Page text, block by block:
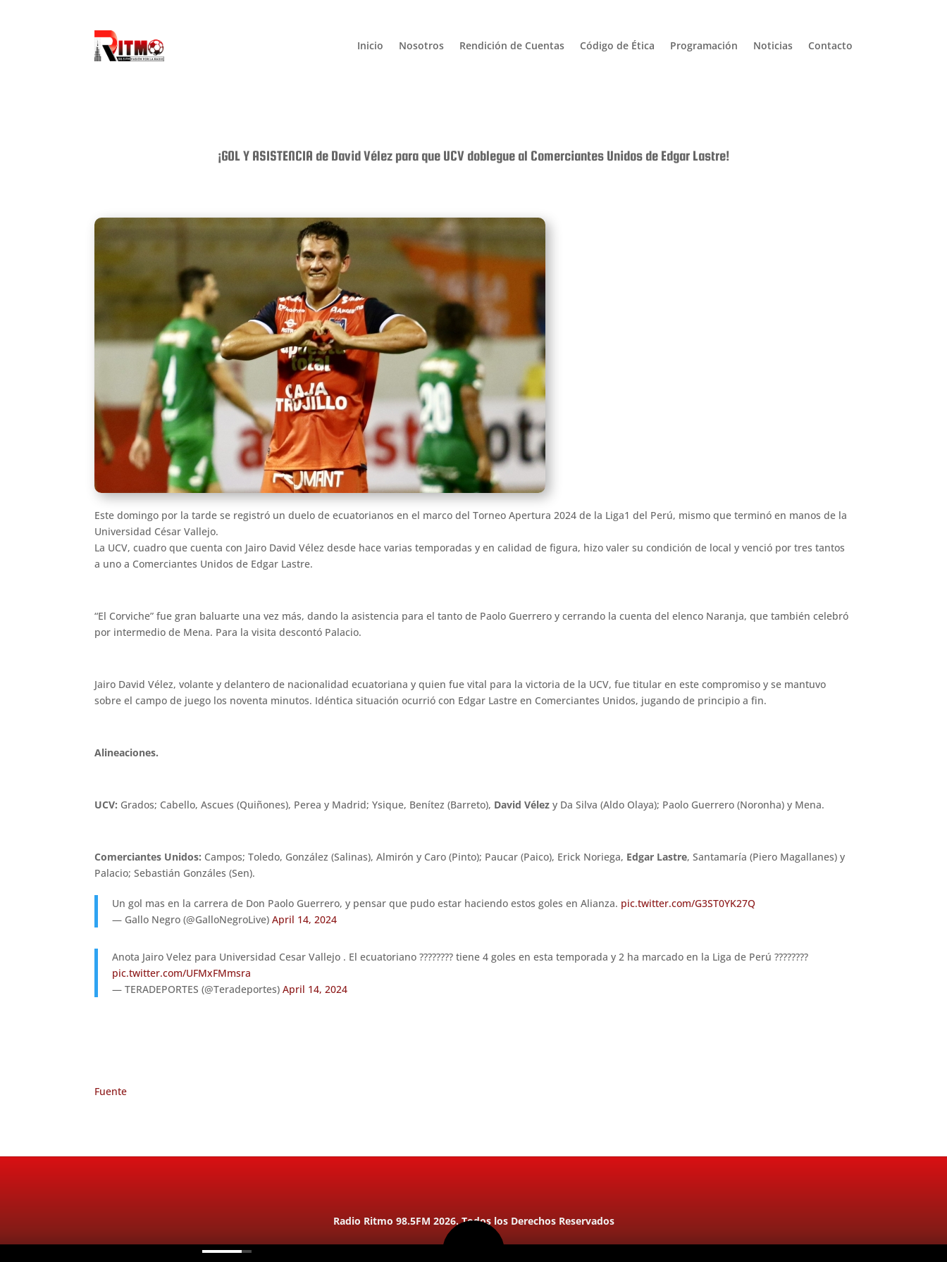
Inicio Nosotros Rendición de Cuentas Código de Ética Programación Noticias Contacto
¡GOL Y ASISTENCIA de David Vélez para que UCV doblegue al Comerciantes Unidos de Edgar Lastre!
Este domingo por la tarde se registró un duelo de ecuatorianos en el marco del Torneo Apertura 2024 de la Liga1 del Perú, mismo que terminó en manos de la
Universidad César Vallejo.
La UCV, cuadro que cuenta con Jairo David Vélez desde hace varias temporadas y en calidad de figura, hizo valer su condición de local y venció por tres tantos
a uno a Comerciantes Unidos de Edgar Lastre.
“El Corviche” fue gran baluarte una vez más, dando la asistencia para el tanto de Paolo Guerrero y cerrando la cuenta del elenco Naranja, que también celebró
por intermedio de Mena. Para la visita descontó Palacio.
Jairo David Vélez, volante y delantero de nacionalidad ecuatoriana y quien fue vital para la victoria de la UCV, fue titular en este compromiso y se mantuvo
sobre el campo de juego los noventa minutos. Idéntica situación ocurrió con Edgar Lastre en Comerciantes Unidos, jugando de principio a fin.
Alineaciones.
UCV: Grados; Cabello, Ascues (Quiñones), Perea y Madrid; Ysique, Benítez (Barreto), David Vélez y Da Silva (Aldo Olaya); Paolo Guerrero (Noronha) y Mena.
Comerciantes Unidos: Campos; Toledo, González (Salinas), Almirón y Caro (Pinto); Paucar (Paico), Erick Noriega, Edgar Lastre, Santamaría (Piero Magallanes) y
Palacio; Sebastián Gonzáles (Sen).
Un gol mas en la carrera de Don Paolo Guerrero, y pensar que pudo estar haciendo estos goles en Alianza. pic.twitter.com/G3ST0YK27Q
— Gallo Negro (@GalloNegroLive)April 14, 2024
Anota Jairo Velez para Universidad Cesar Vallejo . El ecuatoriano ???????? tiene 4 goles en esta temporada y 2 ha marcado en la Liga de Perú ????????
pic.twitter.com/UFMxFMmsra
— TERADEPORTES (@Teradeportes)April 14, 2024
Fuente
Radio Ritmo 98.5FM 2026. Todos los Derechos Reservados